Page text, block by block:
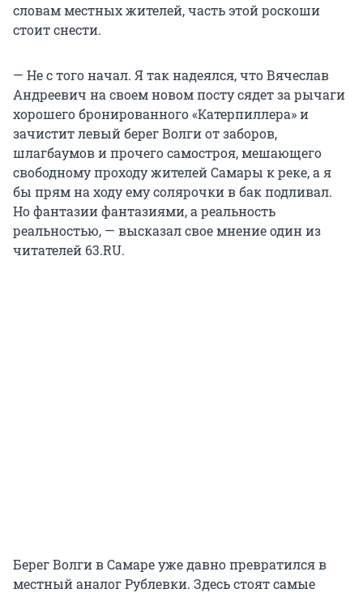
словам местных жителей, часть этой роскоши
стоит снести.
— Не с того начал. Я так надеялся, что Вячеслав
Андреевич на своем новом посту сядет за рычаги
хорошего бронированного «Катерпиллера» и
зачистит левый берег Волги от заборов,
шлагбаумов и прочего самостроя, мешающего
свободному проходу жителей Самары к реке, а я
бы прям на ходу ему солярочки в бак подливал.
Но фантазии фантазиями, а реальность
реальностью, — высказал свое мнение один из
читателей 63.RU.
Берег Волги в Самаре уже давно превратился в
местный аналог Рублевки. Здесь стоят самые